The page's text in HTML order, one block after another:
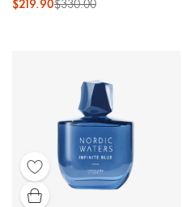
$219.90$330.00